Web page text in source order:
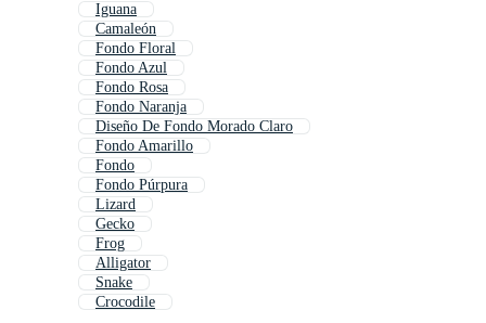
Iguana
Camaleón
Fondo Floral
Fondo Azul
Fondo Rosa
Fondo Naranja
Diseño De Fondo Morado Claro
Fondo Amarillo
Fondo
Fondo Púrpura
Lizard
Gecko
Frog
Alligator
Snake
Crocodile